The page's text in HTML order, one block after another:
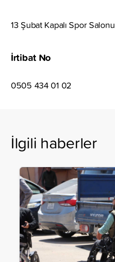
13 Şubat Kapalı Spor Salonu
İrtibat No
0505 434 01 02
İlgili haberler